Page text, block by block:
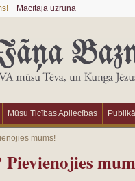
Mācītāja uzruna
Mūsu Ticības Apliecības
mums!